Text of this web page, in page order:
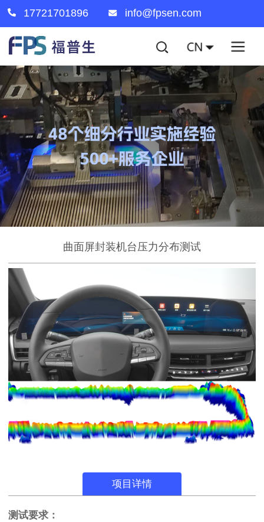
17721701896 info@fpsen.com
曲面屏封装机台压力分布测试
项目详情
测试要求：